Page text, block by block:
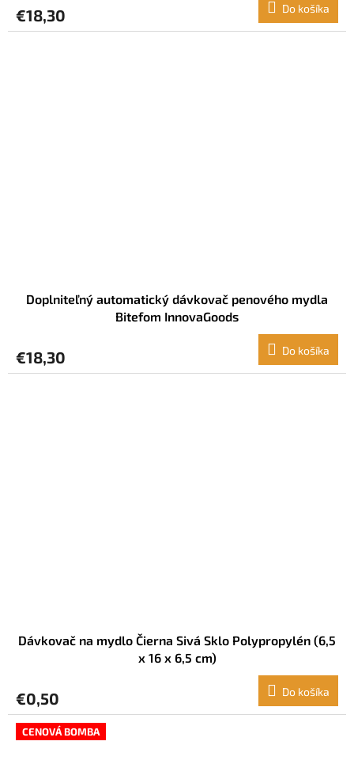
€18,30 Do košíka
Doplniteľný automatický dávkovač penového mydla
Bitefom InnovaGoods
€18,30 Do košíka
Dávkovač na mydlo Čierna Sivá Sklo Polypropylén (6,5
x 16 x 6,5 cm)
€0,50 Do košíka
CENOVÁ BOMBA